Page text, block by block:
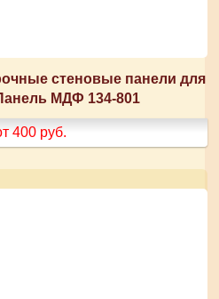
стеновые панели для
МДФ 134-801
400 руб.